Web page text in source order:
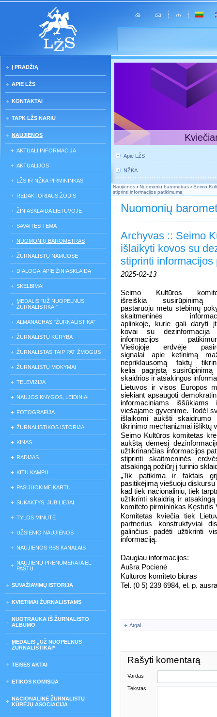
Į PRADŽIĄ
APIE LŽS
KONTAKTAI
TAPK LŽS NARIU
NAUJIENOS
AKTUALI INFORMACIJA
AKTUALIJOS
LŽS IR NŽKA PIRMININKAS
REDAKTORIAUS ŽODIS
ŽINIASKLAIDA LIETUVOJE
SAVAITĖS TEMA
NUOMONIŲ BAROMETRAS
ŽURNALISTŲ NAMUOSE
DIALOGAI APIE ŽINIASKLAIDĄ
SKELBIMAI
MEDALIS "UŽ NUOPELNUS
ŽURNALISTIKAI"
ALMANACHAS "ŽURNALISTIKA"
ŽURNALISTŲ KŪRYBA
ŽURNALISTAS TAIP PAT ŽMOGUS
ŽURNALISTŲ MOKYMAI
TELEVIZIJA
NAUJOS KNYGOS, LEIDINIAI
FOTOGRAFIJA
ŽURNALISTIKOS ISTORIJA
KINAS
RADIJAS
KITU KAMPU
PASIJUOKIME KARTU
SUKAKTYS, JUBILIEJAI
TYLOS MINUTĖ
UŽSIENIO NAUJIENOS
NAUJIENOS RSS KANALAIS
NAUJIENŲ PRENUMERATA EL.
PAŠTU
SUVAŽIAVIMŲ ISTORIJA
KVIETIMAI ŽURNALISTAMS
NUOTRAUKA IŠ ŽURNALISTO
ALBUMO
MEDALIS „UŽ NUOPELNUS
ŽURNALISTIKAI“
TEISĖS AKTAI
ETIKOS KOMISIJA
NACIONALINĖ ŽURNALISTŲ
KŪRĖJŲ ASOCIACIJA
Apie LŽS
NŽKA
Naujienos › Nuomonių barometras › Seimo
stiprinti informacijos patikimumą
Nuomonių
Archyvas :: Seimo
išlaikyti kovos su
stiprinti informacijos
2025-02-13
Seimo Kultūros
išreiškia susirūpinimą
pastaruoju metu stebimų
skaitmeninės
aplinkoje, kurie gali daryti
kovai su dezinformacija
informacijos
Viešojoje erdvėje
signalai apie ketinimą
nepriklausomą faktų
kelia pagrįstą susirūpinimą
skaidrios ir atsakingos
Lietuvos ir visos Europos
siekiant apsaugoti
informaciniams
viešajame gyvenime. Todėl
išlaikomi aukšti skaidrumo
tikrinimo mechanizmai išliktų
Seimo Kultūros komitetas
aukštą dėmesį
užtikrinančias informacijos
stiprinti skaitmeninės
atsakingą požiūrį į turinio
„Tik patikima ir faktais
pasitikėjimą viešuoju
kad tiek nacionaliniu, tiek
užtikrinti skaidrią ir
komiteto pirmininkas Kęstutis
Komitetas kviečia tiek
partnerius konstruktyviai
galinčius padėti užtikrinti
informaciją.
Daugiau informacijos:
Aušra Pocienė
Kultūros komiteto biuras
Tel. (0 5) 239 6984, el. p.
Atgal
Rašyti komentarą
Vardas
Tekstas